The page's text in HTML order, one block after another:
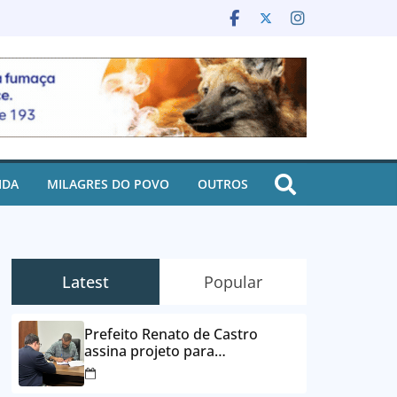
MILAGRES DO POVO OUTROS
Latest Popular
Prefeito Renato de Castro
assina projeto para
desbloqueio de contas e
parcelamento de dívidas em até